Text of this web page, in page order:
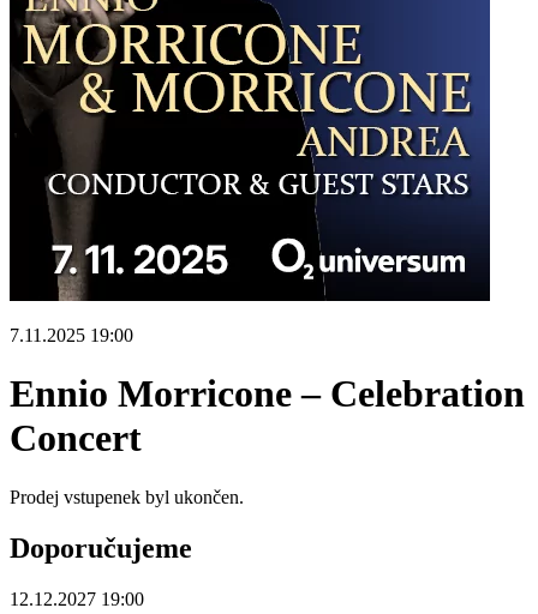
7.11.2025 19:00
Ennio Morricone – Celebration
Concert
Prodej vstupenek byl ukončen.
Doporučujeme
12.12.2027 19:00